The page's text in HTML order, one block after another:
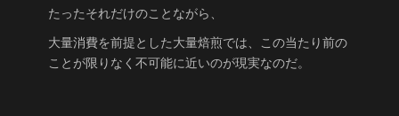
たったそれだけのことながら、
大量消費を前提とした大量焙煎では、この当たり前の
ことが限りなく不可能に近いのが現実なのだ。